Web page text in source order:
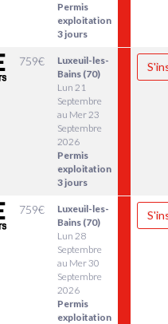
Permis
exploitation
3 jours
759€
Luxeuil-les-
Bains (70)
Lun 21
Septembre
au Mer 23
Septembre
2026
Permis
exploitation
3 jours
759€
Luxeuil-les-
Bains (70)
Lun 28
Septembre
au Mer 30
Septembre
2026
Permis
exploitation